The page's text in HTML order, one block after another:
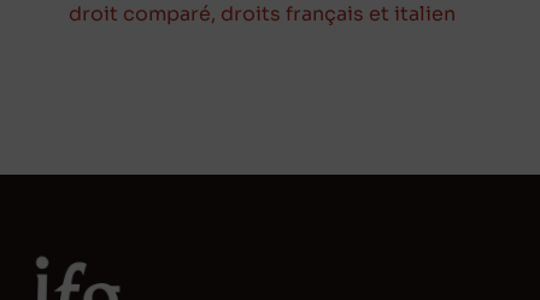
droit comparé, droits français et italien